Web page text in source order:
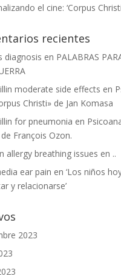
el cine: ‘Corpus
recientes
diagnosis en PALABRAS
moderate side effects en
Christi» de Jan Komasa
for pneumonia en
de François Ozon.
allergy breathing issues en ..
ear pain en ‘Los niños
y relacionarse’
2023